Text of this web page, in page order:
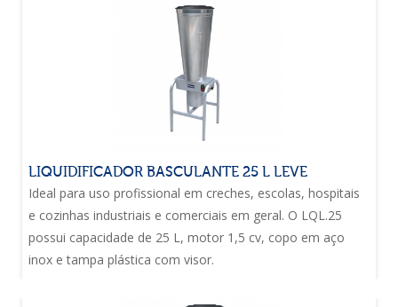
LIQUIDIFICADOR BASCULANTE 25 L LEVE
Ideal para uso profissional em creches, escolas, hospitais
e cozinhas industriais e comerciais em geral. O LQL.25
possui capacidade de 25 L, motor 1,5 cv, copo em aço
inox e tampa plástica com visor.